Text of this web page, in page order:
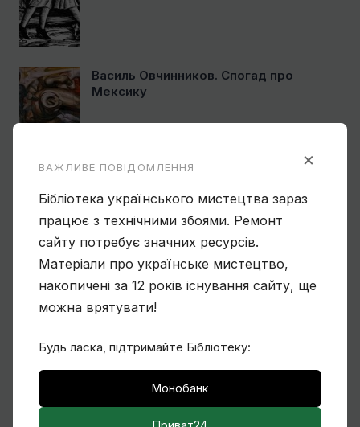
Василь Овчинников. Спогад про
Мексику
Ще один учень Нарбута і його
«Енеїда»
Чому Віктор Замирайло український
художник?
Михайла Сапожникова
×
ВАЖЛИВЕ ПОВІДОМЛЕННЯ
Бібліотека українського мистецтва зараз
працює з технічними збоями. Ремонт
сайту потребує значних ресурсів.
Матеріали про українське мистецтво,
накопичені за 12 років існування сайту, ще
можна врятувати!
Будь ласка, підтримайте Бібліотеку:
Монобанк